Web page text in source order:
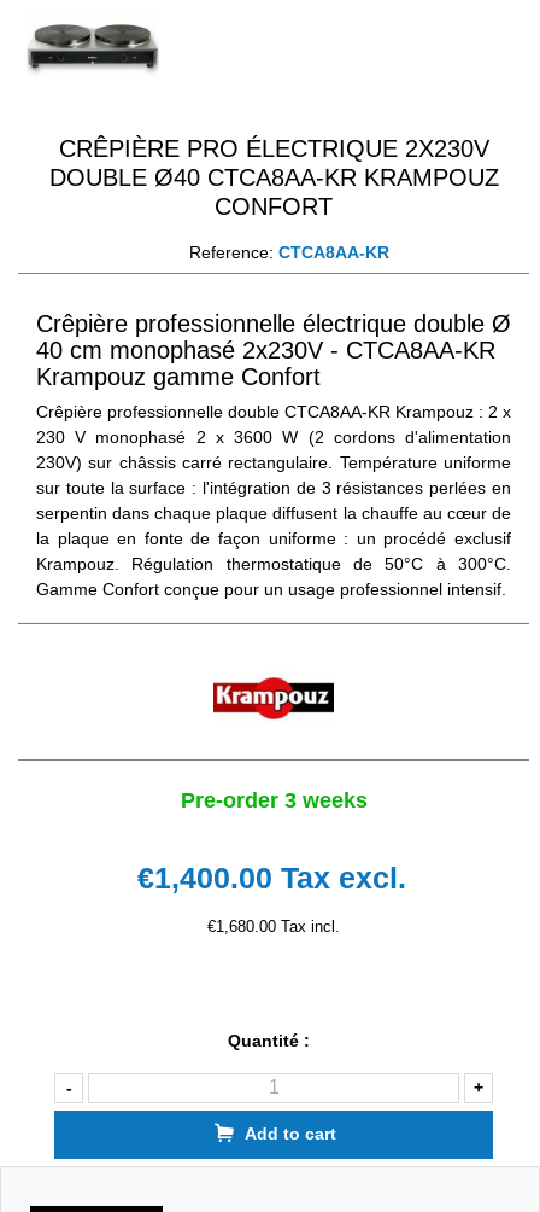
CRÊPIÈRE PRO ÉLECTRIQUE 2X230V
DOUBLE Ø40 CTCA8AA-KR KRAMPOUZ
CONFORT
Reference: CTCA8AA-KR
Crêpière professionnelle électrique double Ø
40 cm monophasé 2x230V - CTCA8AA-KR
Krampouz gamme Confort
Crêpière professionnelle double CTCA8AA-KR Krampouz : 2 x
230 V monophasé 2 x 3600 W (2 cordons d'alimentation
230V) sur châssis carré rectangulaire. Température uniforme
sur toute la surface : l'intégration de 3 résistances perlées en
serpentin dans chaque plaque diffusent la chauffe au cœur de
la plaque en fonte de façon uniforme : un procédé exclusif
Krampouz. Régulation thermostatique de 50°C à 300°C.
Gamme Confort conçue pour un usage professionnel intensif.
Pre-order 3 weeks
€1,400.00 Tax excl.
€1,680.00 Tax incl.
Quantité :
- +
Add to cart